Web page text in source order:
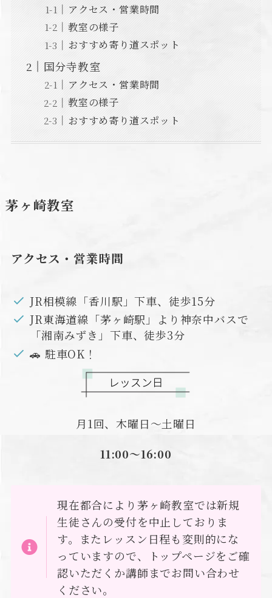
アクセス・営業時間
教室の様子
おすすめ寄り道スポット
国分寺教室
アクセス・営業時間
教室の様子
おすすめ寄り道スポット
茅ヶ崎教室
アクセス・営業時間
JR相模線「香川駅」下車、徒歩15分
JR東海道線「茅ヶ崎駅」より神奈中バスで
「湘南みずき」下車、徒歩3分
🚗 駐車OK！
月1回、木曜日〜土曜日
11:00〜16:00
現在都合により茅ヶ崎教室では新規
生徒さんの受付を中止しておりま
す。またレッスン日程も変則的にな
っていますので、トップページをご確
認いただくか講師までお問い合わせ
ください。